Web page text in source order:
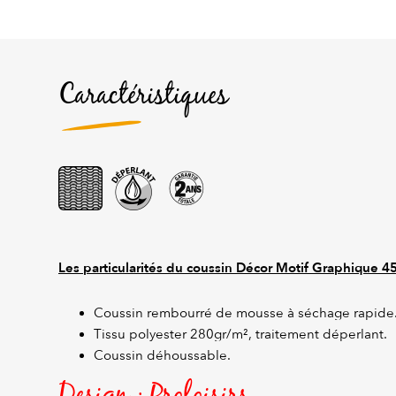
Caractéristiques
Les particularités du coussin Décor Motif Graphique
Coussin rembourré de mousse à séchage rapide.
Tissu polyester 280gr/m², traitement déperlant.
Coussin déhoussable.